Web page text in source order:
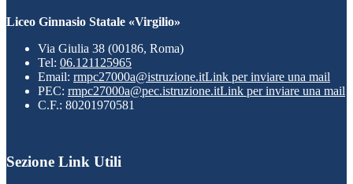
Liceo Ginnasio Statale «Virgilio»
Via Giulia 38 (00186, Roma)
Tel: 06.121125965
Email: rmpc27000a@istruzione.itLink per inviare una mail
PEC: rmpc27000a@pec.istruzione.itLink per inviare una mail
C.F.: 80201970581
Sezione Link Utili